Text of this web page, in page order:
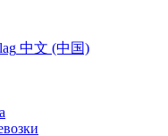
中文 (中国)